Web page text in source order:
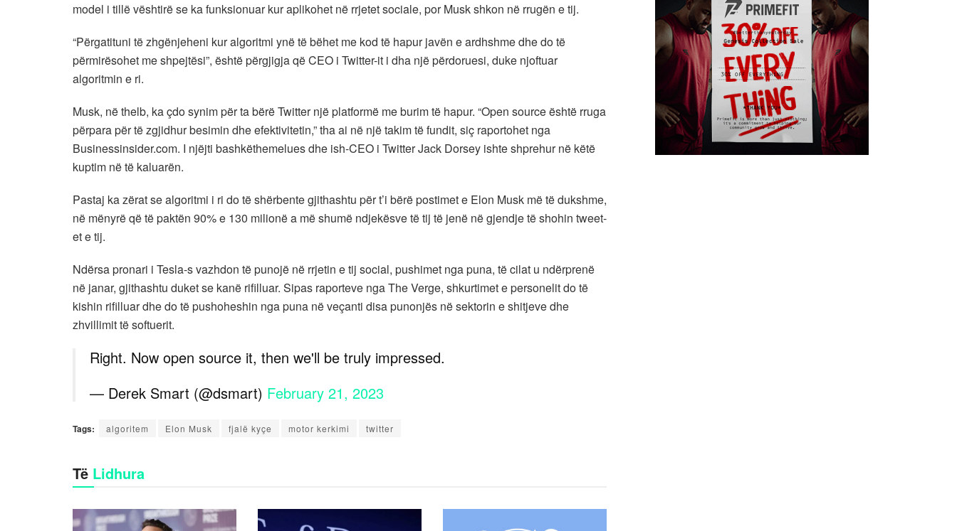
model i tillë vështirë se ka funksionuar kur aplikohet në rrjetet sociale, por Musk shkon në rrugën e tij.
“Përgatituni të zhgënjeheni kur algoritmi ynë të bëhet me kod të hapur javën e ardhshme dhe do të
përmirësohet me shpejtësi”, është përgjigja që CEO i Twitter-it i dha një përdoruesi, duke njoftuar
algoritmin e ri.
Musk, në thelb, ka çdo synim për ta bërë Twitter një platformë me burim të hapur. “Open source është rruga
përpara për të zgjidhur besimin dhe efektivitetin,” tha ai në një takim të fundit, siç raportohet nga
Businessinsider.com. I njëjti bashkëthemelues dhe ish-CEO i Twitter Jack Dorsey ishte shprehur në këtë
kuptim në të kaluarën.
Pastaj ka zërat se algoritmi i ri do të shërbente gjithashtu për t’i bërë postimet e Elon Musk më të dukshme,
në mënyrë që të paktën 90% e 130 milionë a më shumë ndjekësve të tij të jenë në gjendje të shohin tweet-
et e tij.
Ndërsa pronari i Tesla-s vazhdon të punojë në rrjetin e tij social, pushimet nga puna, të cilat u ndërprenë
në janar, gjithashtu duket se kanë rifilluar. Sipas raporteve nga The Verge, shkurtimet e personelit do të
kishin rifilluar dhe do të pushoheshin nga puna në veçanti disa punonjës në sektorin e shitjeve dhe
zhvillimit të softuerit.
Right. Now open source it, then we'll be truly impressed.
— Derek Smart (@dsmart) February 21, 2023
Tags: algoritem Elon Musk fjalë kyçe motor kerkimi twitter
Të Lidhura